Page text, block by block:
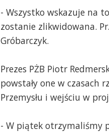
- Wszystko wskazuje na
zostanie zlikwidowana.
Gróbarczyk.
Prezes PŻB Piotr
powstały one w czasach
Przemysłu i wejściu w
- W piątek otrzymaliśmy